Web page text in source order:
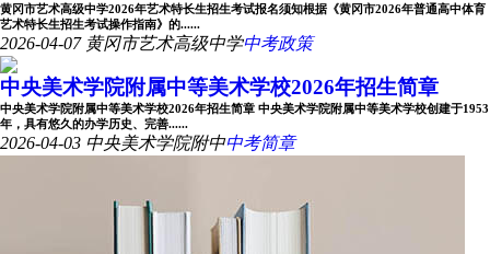
黄冈市艺术高级中学2026年艺术特长生招生考试报名须知根据《黄冈市2026年普通高中体育
艺术特长生招生考试操作指南》的......
2026-04-07 黄冈市艺术高级中学中考政策
中央美术学院附属中等美术学校2026年招生简章
中央美术学院附属中等美术学校2026年招生简章 中央美术学院附属中等美术学校创建于1953
年，具有悠久的办学历史、完善......
2026-04-03 中央美术学院附中中考简章